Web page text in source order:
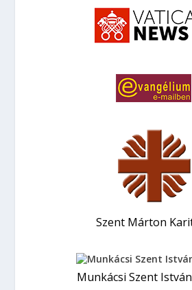
Szent Márton
Munkácsi Szent